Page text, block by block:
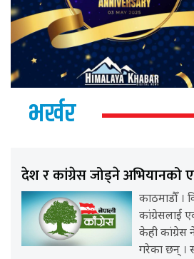
भर्खर
देश र कांग्रेस जोड्ने अभियानको
काठमाडौँ ।
कांग्रेसलाई
केही कांग्रेस
गरेका छन् ।